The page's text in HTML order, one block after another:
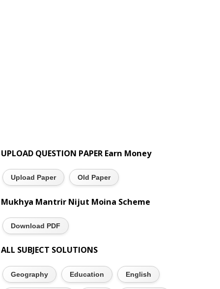
UPLOAD QUESTION PAPER Earn Money
Upload Paper Old Paper
Mukhya Mantrir Nijut Moina Scheme
Download PDF
ALL SUBJECT SOLUTIONS
Geography Education English